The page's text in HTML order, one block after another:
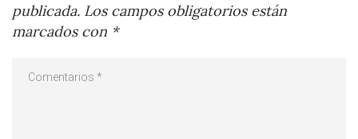
publicada. Los campos obligatorios están
marcados con *